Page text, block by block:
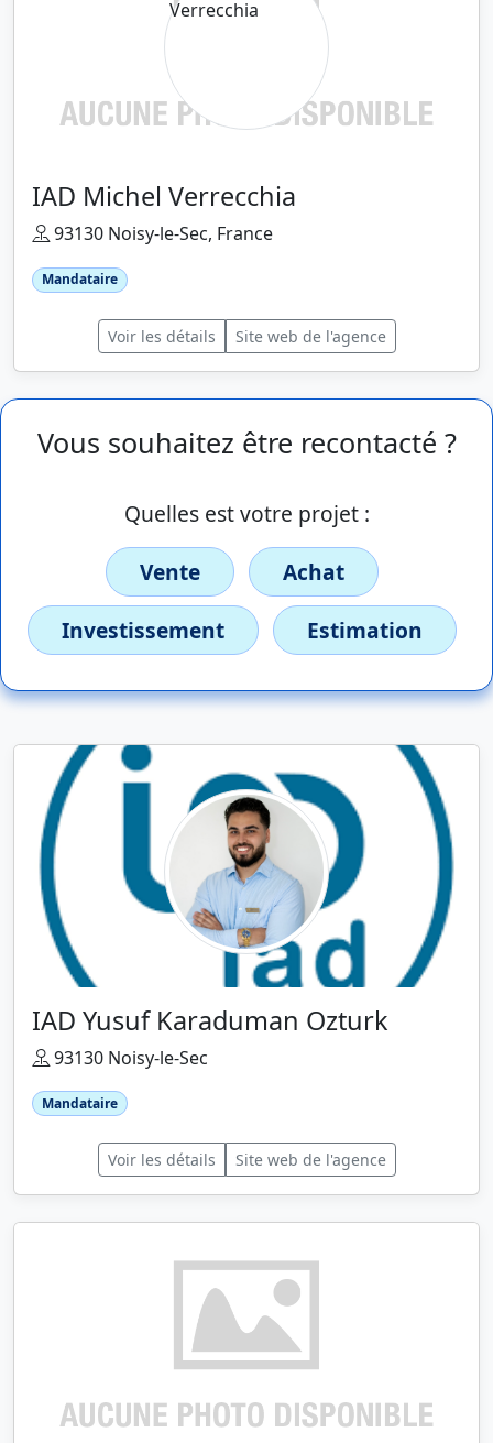
IAD Michel Verrecchia
93130 Noisy-le-Sec, France
Mandataire
Voir les détails Site web de l'agence
Vous souhaitez être recontacté ?
Quelles est votre projet :
Vente
Achat
Investissement
Estimation
IAD Yusuf Karaduman Ozturk
93130 Noisy-le-Sec
Mandataire
Voir les détails Site web de l'agence